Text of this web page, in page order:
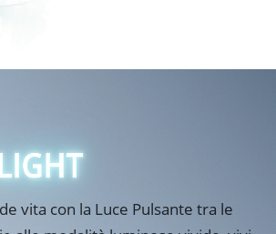
vita con la Luce Pulsante tra le